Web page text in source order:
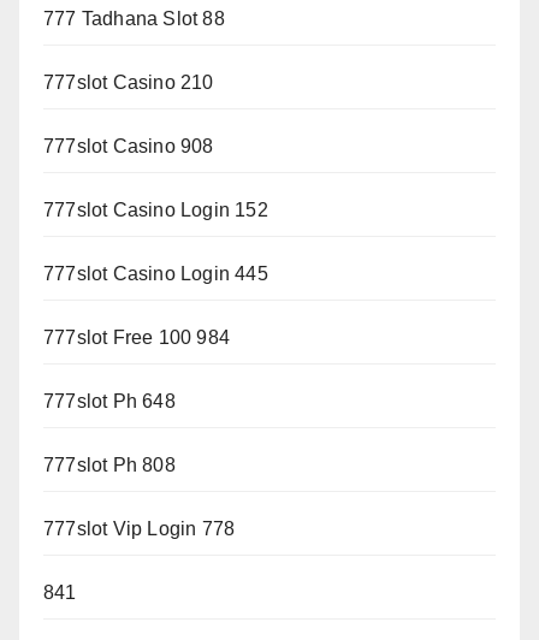
777 Tadhana Slot 88
777slot Casino 210
777slot Casino 908
777slot Casino Login 152
777slot Casino Login 445
777slot Free 100 984
777slot Ph 648
777slot Ph 808
777slot Vip Login 778
841